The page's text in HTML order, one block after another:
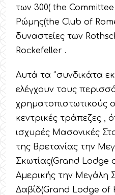
των 300( the
Ρώμης(the Club of
δυναστείες των
Rockefeller .
Αυτά τα ‘’συνδικάτα
ελέγχουν τους
χρηματοπιστωτικούς
κεντρικές τράπεζες ,
ισχυρές Μασονικές
της Βρετανίας την
Σκωτίας(Grand Lodge
Αμερικής την Μεγάλη
Δαβίδ(Grand Lodge of